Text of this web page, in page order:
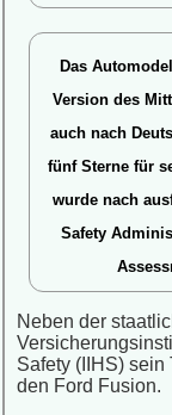
Das
Version des
auch nach
fünf Sterne für
wurde nach
Safety
Neben der
Safety (IIHS) sein
den Ford Fusion.